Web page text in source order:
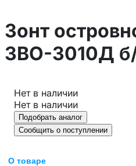
Зонт
ЗВО-3010Д
Нет в наличии
Нет в наличии
Подобрать аналог
Сообщить о поступлении
О товаре